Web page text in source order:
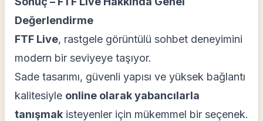
Değerlendirme
FTF Live, rastgele görüntülü sohbet deneyimini
modern bir seviyeye taşıyor.
Sade tasarımı, güvenli yapısı ve yüksek bağlantı
kalitesiyle online olarak yabancılarla
tanışmak isteyenler için mükemmel bir seçenek.